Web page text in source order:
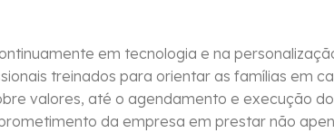
em tecnologia e na
treinados para orientar as famílias em
valores, até o agendamento e execução
da empresa em prestar não